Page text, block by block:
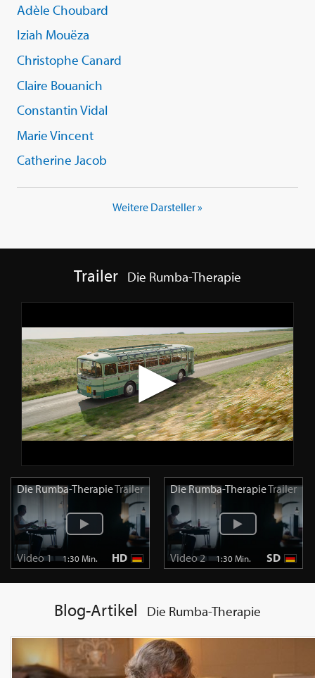
Adèle Choubard
Iziah Mouëza
Christophe Canard
Claire Bouanich
Constantin Vidal
Marie Vincent
Catherine Jacob
Weitere Darsteller »
Trailer Die Rumba-Therapie
Die Rumba-TherapieTrailer
Video 1 1:30 Min. HD
Die Rumba-TherapieTrailer
Video 2 1:30 Min. SD
Blog-Artikel Die Rumba-Therapie